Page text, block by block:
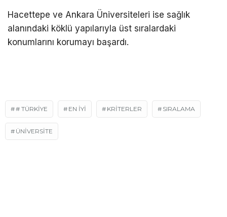
Hacettepe ve Ankara Üniversiteleri ise sağlık
alanındaki köklü yapılarıyla üst sıralardaki
konumlarını korumayı başardı.
# TÜRKIYE EN İYİ KRİTERLER SIRALAMA
ÜNIVERSITE